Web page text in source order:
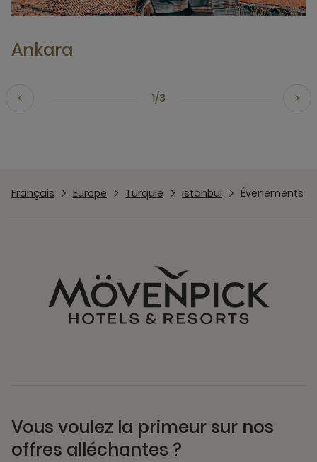
1/3
Ankara
Français Europe Turquie Istanbul Événements
Vous voulez la primeur sur nos
offres alléchantes ?